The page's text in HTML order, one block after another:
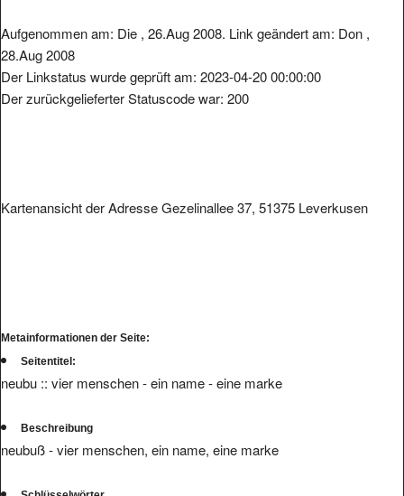
Aufgenommen am: Die , 26.Aug 2008. Link geändert am: Don ,
28.Aug 2008
Der Linkstatus wurde geprüft am: 2023-04-20 00:00:00
Der zurückgelieferter Statuscode war: 200
Kartenansicht der Adresse Gezelinallee 37, 51375 Leverkusen
Metainformationen der Seite:
Seitentitel:
neubu :: vier menschen - ein name - eine marke
Beschreibung
neubuß - vier menschen, ein name, eine marke